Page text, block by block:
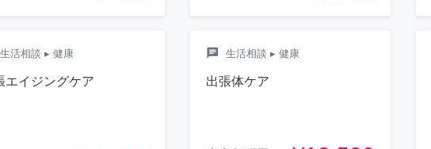
生活相談 ▸ 健康
エイジングケア
chat 生活相談 ▸ 健康
出張体ケア